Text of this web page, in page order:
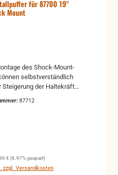
für 87700 19"
Mount
des Shock-Mount-
der Haltekräfte
87712
Preis:
€ (8.97% gespart)
zzgl. Versandkosten